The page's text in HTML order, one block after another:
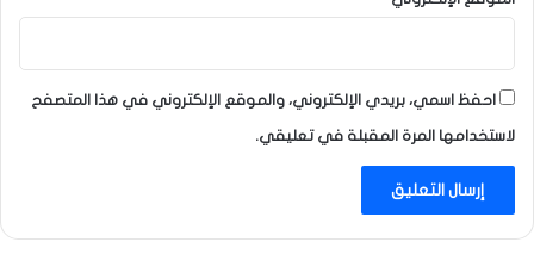
احفظ اسمي، بريدي الإلكتروني، والموقع الإلكتروني في هذا المتصفح
لاستخدامها المرة المقبلة في تعليقي.